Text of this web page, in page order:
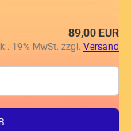
89,00 EUR
19% MwSt. zzgl. Versand